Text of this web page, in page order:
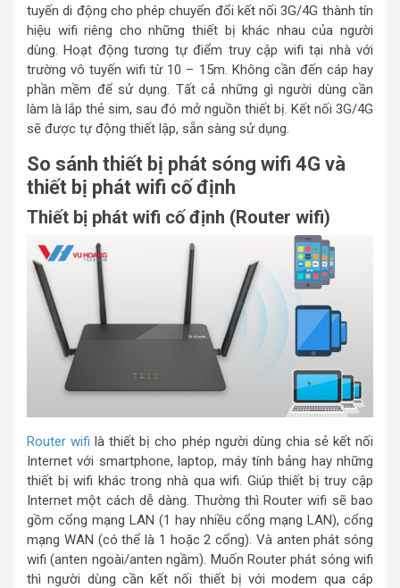
tuyến di động cho phép chuyển đổi kết nối 3G/4G thành tín
hiệu wifi riêng cho những thiết bị khác nhau của người
dùng. Hoạt động tương tự điểm truy cập wifi tại nhà với
trường vô tuyến wifi từ 10 – 15m. Không cần đến cáp hay
phần mềm để sử dụng. Tất cả những gì người dùng cần
làm là lắp thẻ sim, sau đó mở nguồn thiết bị. Kết nối 3G/4G
sẽ được tự động thiết lập, sẵn sàng sử dụng.
So sánh thiết bị phát sóng wifi 4G và
thiết bị phát wifi cố định
Thiết bị phát wifi cố định (Router wifi)
Router wifilà thiết bị cho phép người dùng chia sẻ kết nối
Internet với smartphone, laptop, máy tính bảng hay những
thiết bị wifi khác trong nhà qua wifi. Giúp thiết bị truy cập
Internet một cách dễ dàng. Thường thì Router wifi sẽ bao
gồm cổng mạng LAN (1 hay nhiều cổng mạng LAN), cổng
mạng WAN (có thể là 1 hoặc 2 cổng). Và anten phát sóng
wifi (anten ngoài/anten ngầm). Muốn Router phát sóng wifi
thì người dùng cần kết nối thiết bị với modem qua cáp